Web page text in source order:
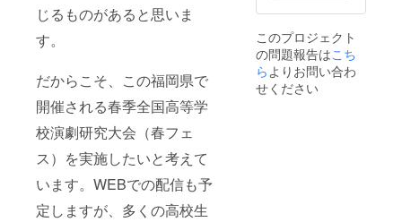
じるものがあると思いま
す。
だからこそ、この福岡県で
開催される春季全国高等学
校演劇研究大会（春フェ
ス）を実施したいと考えて
います。WEBでの配信も予
定しますが、多くの高校生
このプロジェクト
の問題報告はこち
らよりお問い合わ
せください